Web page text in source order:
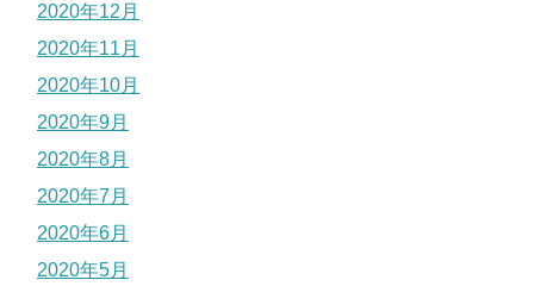
2020年12月
2020年11月
2020年10月
2020年9月
2020年8月
2020年7月
2020年6月
2020年5月